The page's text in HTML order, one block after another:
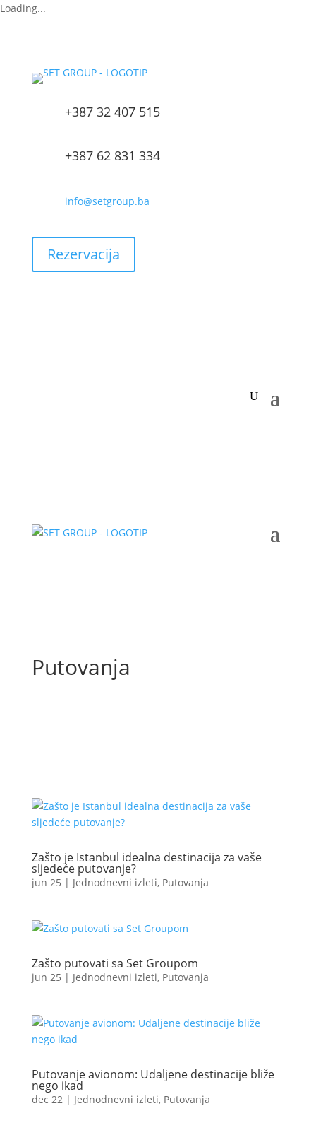
Loading...
+387 32 407 515
+387 62 831 334
info@setgroup.ba
Rezervacija
Putovanja
Zašto je Istanbul idealna destinacija za vaše
sljedeće putovanje?
jun 25 | Jednodnevni izleti, Putovanja
Zašto putovati sa Set Groupom
jun 25 | Jednodnevni izleti, Putovanja
Putovanje avionom: Udaljene destinacije bliže
nego ikad
dec 22| Jednodnevni izleti, Putovanja